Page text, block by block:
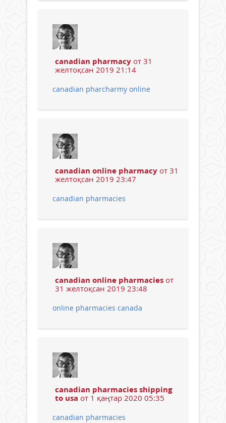
canadian pharmacy от 31
желтоқсан 2019 21:14
canadian pharcharmy online
canadian online pharmacy от 31
желтоқсан 2019 23:47
canadian pharmacies
canadian online pharmacies от
31 желтоқсан 2019 23:48
online pharmacies canada
canadian pharmacies shipping
to usa от 1 қаңтар 2020 05:35
canadian pharmacies